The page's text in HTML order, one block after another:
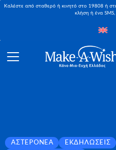
Καλέστε από σταθερό ή κινητό στο 19808 ή
κλήση ή ένα SMS,
ΑΣΤΕΡΟΝΈΑ ΕΚΔΗΛΏΣΕΙΣ